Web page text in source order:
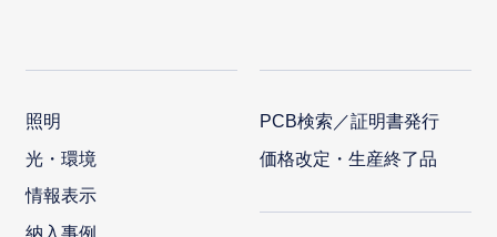
照明
光・環境
情報表示
納入事例
PCB検索／証明書発行
価格改定・生産終了品